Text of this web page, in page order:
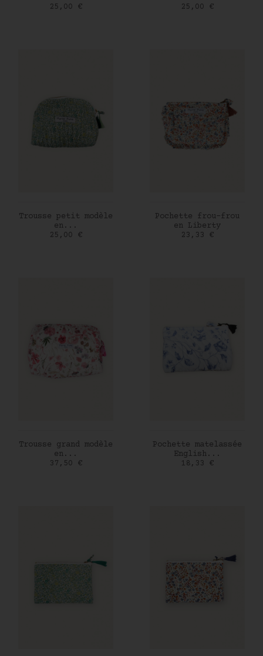
Prix
25,00 €
Prix
25,00 €
AJOUTER AU PANIER
Trousse petit modèle
en...
Prix
25,00 €
AJOUTER AU PANIER
Pochette frou-frou
en Liberty
Prix
23,33 €
AJOUTER AU PANIER
Trousse grand modèle
en...
Prix
37,50 €
AJOUTER AU PANIER
Pochette matelassée
English...
Prix
18,33 €